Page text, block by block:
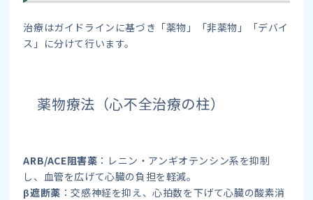
治療はガイドラインに基づき「薬物」「非薬物」「デバイ
ス」に分けて行います。
薬物療法（心不全治療の柱）
ARB/ACE阻害薬 ：レニン・アンギオテンシン系を抑制
し、血管を広げて心臓の負担を軽減。
β遮断薬 ：交感神経を抑え、心拍数を下げて心臓の酸素消